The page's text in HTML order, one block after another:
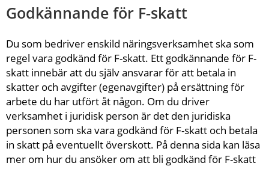
Godkännande för F-skatt
Du som bedriver enskild näringsverksamhet ska som
regel vara godkänd för F-skatt. Ett godkännande för F-
skatt innebär att du själv ansvarar för att betala in
skatter och avgifter (egenavgifter) på ersättning för
arbete du har utfört åt någon. Om du driver
verksamhet i juridisk person är det den juridiska
personen som ska vara godkänd för F-skatt och betala
in skatt på eventuellt överskott. På denna sida kan läsa
mer om hur du ansöker om att bli godkänd för F-skatt